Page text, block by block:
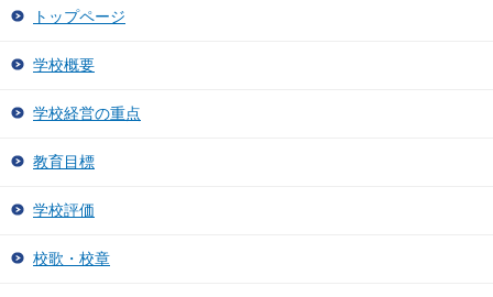
トップページ
学校概要
学校経営の重点
教育目標
学校評価
校歌・校章